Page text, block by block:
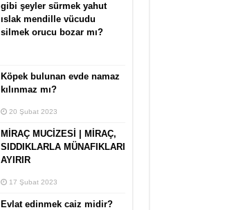
gibi şeyler sürmek yahut
ıslak mendille vücudu
silmek orucu bozar mı?
Köpek bulunan evde namaz
kılınmaz mı?
20 Şubat 2023
MİRAÇ MUCİZESİ | MİRAÇ,
SIDDIKLARLA MÜNAFIKLARI
AYIRIR
17 Şubat 2023
Evlat edinmek caiz midir?